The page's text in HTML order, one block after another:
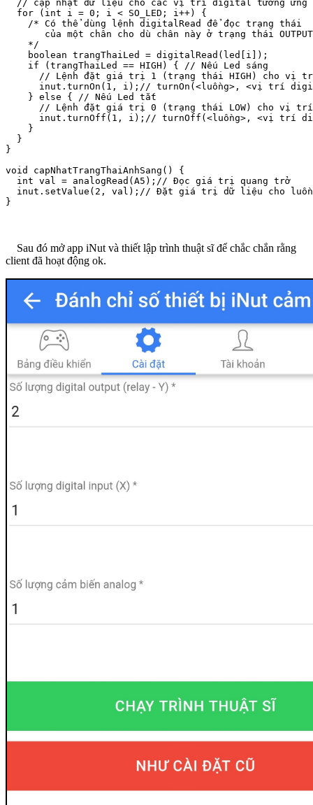
// cập nhật dữ liệu cho các vị trí digital tương
  for (int i = 0; i < SO_LED; i++) {
    /* Có thể dùng lệnh digitalRead để đọc trạng thái
       của một chân cho dù chân này ở trạng thái OUTPUT
    */
    boolean trangThaiLed = digitalRead(led[i]);
    if (trangThaiLed == HIGH) { // Nếu Led sáng
// Lệnh đặt giá trị 1 (trạng thái HIGH) cho vị
inut.turnOn(1, i);// turnOn(<luồng>, <vị trí
    } else { // Nếu Led tắt
// Lệnh đặt giá trị 0 (trạng thái LOW) cho vị
inut.turnOff(1, i);// turnOff(<luồng>, <vị trí
    }
  }
}
void capNhatTrangThaiAnhSang() {
  int val = analogRead(A5);// Đọc giá trị quang trở
inut.setValue(2, val);// Đặt giá trị dữ liệu cho
}
Sau đó mở app iNut và thiết lập trình thuật sĩ để chắc chắn rằng
client đã hoạt động ok.